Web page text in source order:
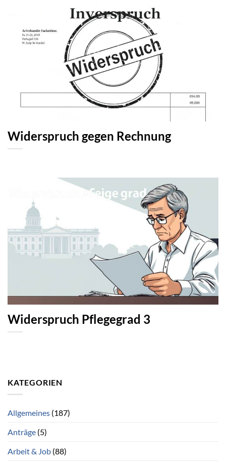
Widerspruch gegen Rechnung
Widerspruch Pflegegrad 3
KATEGORIEN
Allgemeines (187)
Anträge (5)
Arbeit & Job (88)